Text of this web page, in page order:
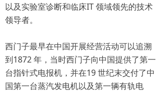
以及实验室诊断和临床IT 领域领先的技术
领导者。
西门子最早在中国开展经营活动可以追溯
到1872 年，当时西门子向中国提供了第一
台指针式电报机，并在19 世纪末交付了中
国第一台蒸汽发电机以及第一辆有轨电